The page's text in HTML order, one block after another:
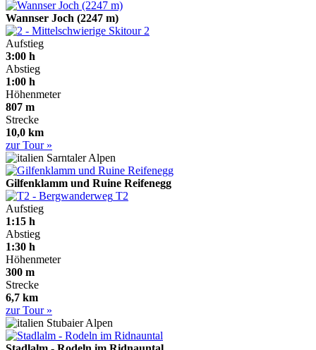
Wannser Joch (2247 m)
2
Aufstieg
3:00 h
Abstieg
1:00 h
Höhenmeter
807 m
Strecke
10,0 km
zur Tour »
Sarntaler Alpen
Gilfenklamm und Ruine Reifenegg
T2
Aufstieg
1:15 h
Abstieg
1:30 h
Höhenmeter
300 m
Strecke
6,7 km
zur Tour »
Stubaier Alpen